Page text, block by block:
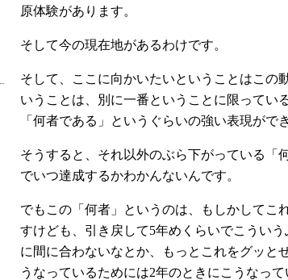
原体験があります。
そして今の現在地があるわけです。
そして、ここに向かいたいということはこの
いうことは、別に一番ということに限ってい
「何者である」というぐらいの強い表現がで
そうすると、それ以外のぶら下がっている「
でいつ達成するかわかんないんです。
でもこの「何者」というのは、もしかしてこ
すけども、引き戻して5年めくらいでこうい
に間に合わないなとか、もっとこれをグッと
うなっているためには2年のときにこうなっ